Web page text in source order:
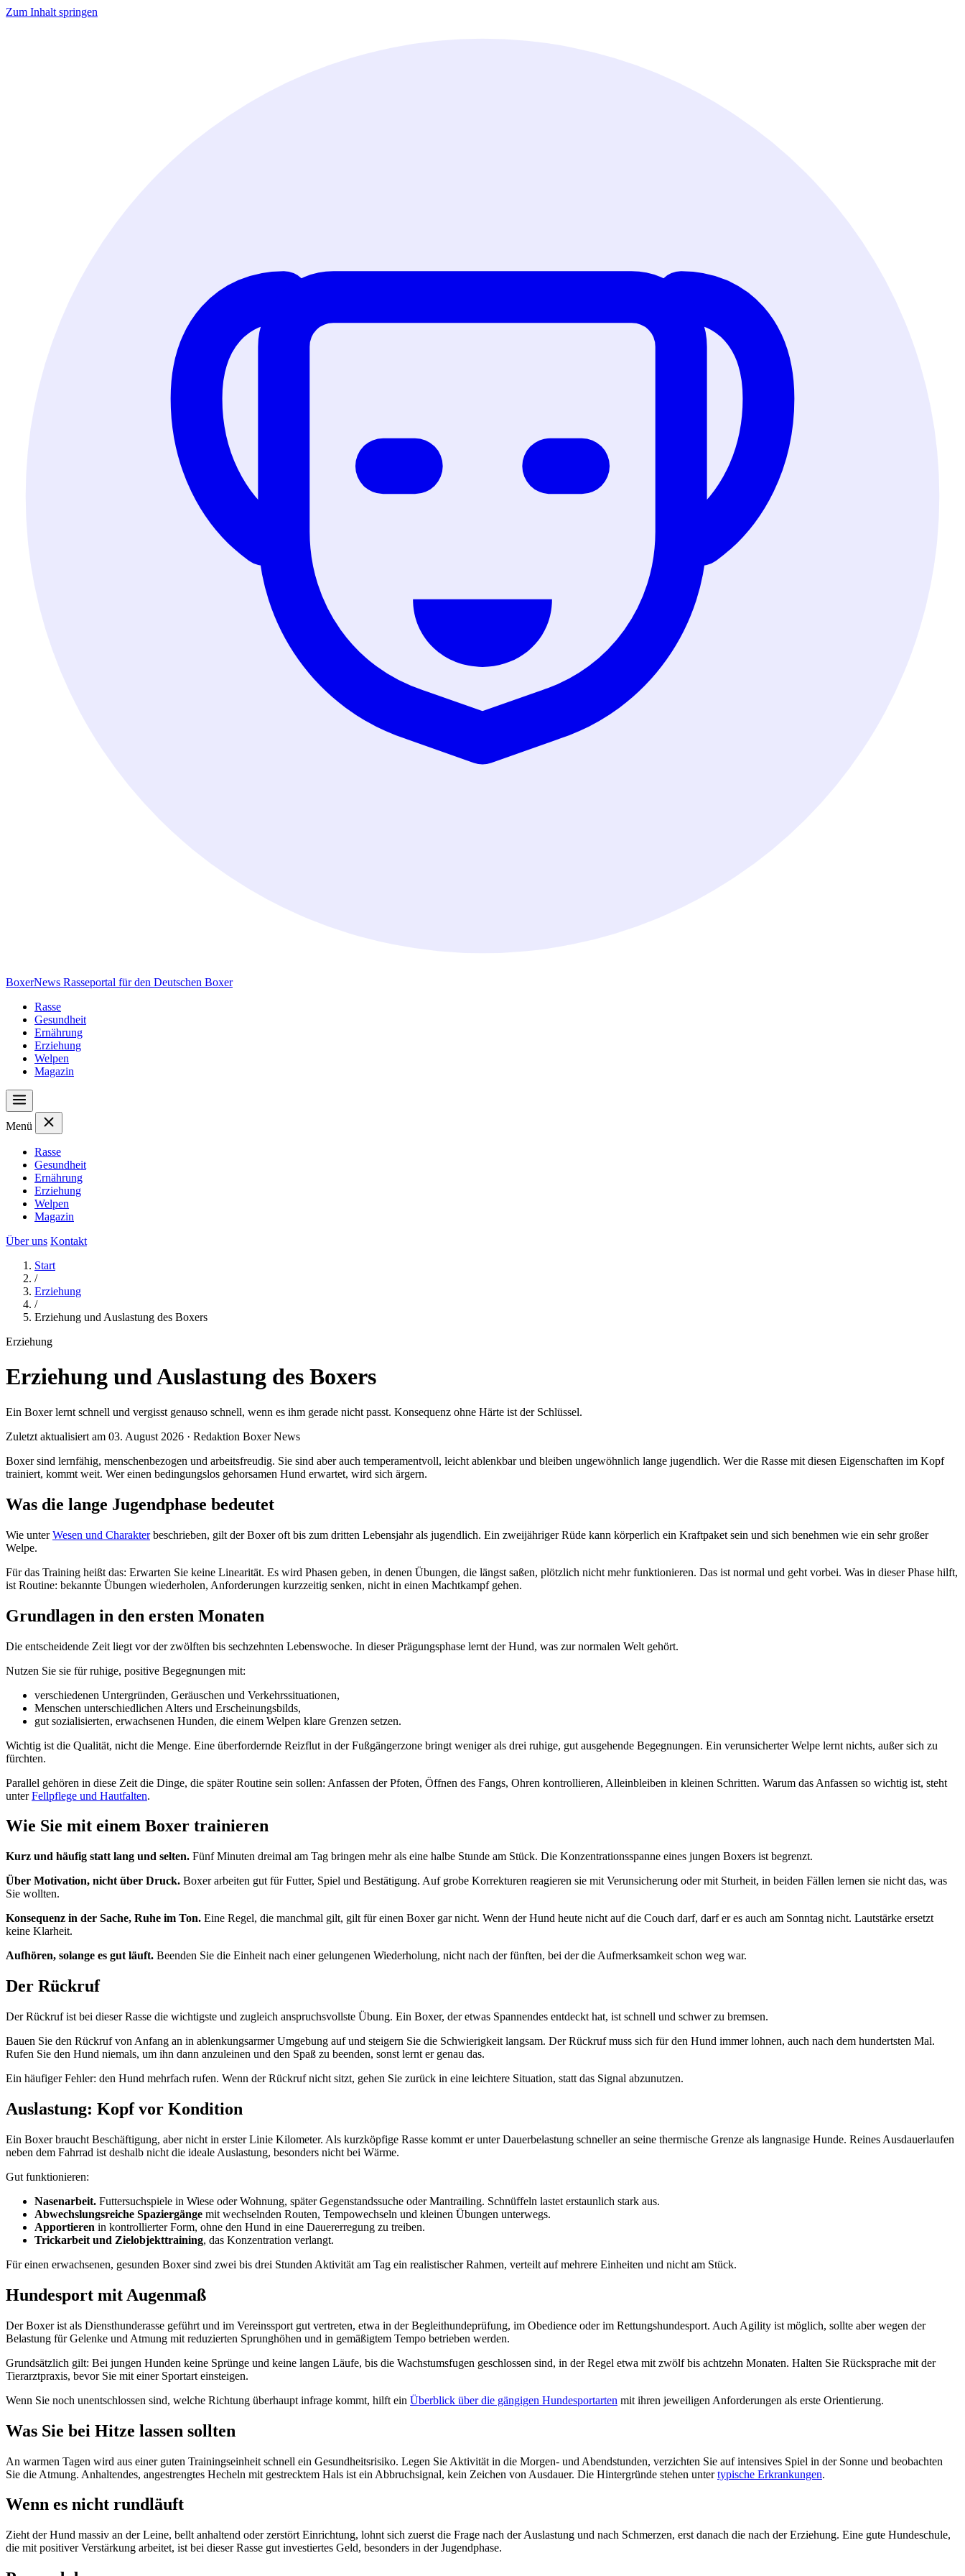
Zum Inhalt springen
BoxerNews Rasseportal für den Deutschen Boxer
Rasse
Gesundheit
Ernährung
Erziehung
Welpen
Magazin
Menü
Rasse
Gesundheit
Ernährung
Erziehung
Welpen
Magazin
Über uns Kontakt
Start
/
Erziehung
/
Erziehung und Auslastung des Boxers
Erziehung
Erziehung und Auslastung des Boxers
Ein Boxer lernt schnell und vergisst genauso schnell, wenn es ihm gerade nicht passt. Konsequenz ohne Härte ist der Schlüssel.
Zuletzt aktualisiert am 03. August 2026 · Redaktion Boxer News
Boxer sind lernfähig, menschenbezogen und arbeitsfreudig. Sie sind aber auch temperamentvoll, leicht ablenkbar und bleiben ungewöhnlich lange jugendlich. Wer die Rasse mit diesen Eigenschaften im Kopf
trainiert, kommt weit. Wer einen bedingungslos gehorsamen Hund erwartet, wird sich ärgern.
Was die lange Jugendphase bedeutet
Wie unterWesen und Charakterbeschrieben, gilt der Boxer oft bis zum dritten Lebensjahr als jugendlich. Ein zweijähriger Rüde kann körperlich ein Kraftpaket sein und sich benehmen wie ein sehr großer
Welpe.
Für das Training heißt das: Erwarten Sie keine Linearität. Es wird Phasen geben, in denen Übungen, die längst saßen, plötzlich nicht mehr funktionieren. Das ist normal und geht vorbei. Was in dieser Phase hilft,
ist Routine: bekannte Übungen wiederholen, Anforderungen kurzzeitig senken, nicht in einen Machtkampf gehen.
Grundlagen in den ersten Monaten
Die entscheidende Zeit liegt vor der zwölften bis sechzehnten Lebenswoche. In dieser Prägungsphase lernt der Hund, was zur normalen Welt gehört.
Nutzen Sie sie für ruhige, positive Begegnungen mit:
verschiedenen Untergründen, Geräuschen und Verkehrssituationen,
Menschen unterschiedlichen Alters und Erscheinungsbilds,
gut sozialisierten, erwachsenen Hunden, die einem Welpen klare Grenzen setzen.
Wichtig ist die Qualität, nicht die Menge. Eine überfordernde Reizflut in der Fußgängerzone bringt weniger als drei ruhige, gut ausgehende Begegnungen. Ein verunsicherter Welpe lernt nichts, außer sich zu
fürchten.
Parallel gehören in diese Zeit die Dinge, die später Routine sein sollen: Anfassen der Pfoten, Öffnen des Fangs, Ohren kontrollieren, Alleinbleiben in kleinen Schritten. Warum das Anfassen so wichtig ist, steht
unterFellpflege und Hautfalten.
Wie Sie mit einem Boxer trainieren
Kurz und häufig statt lang und selten. Fünf Minuten dreimal am Tag bringen mehr als eine halbe Stunde am Stück. Die Konzentrationsspanne eines jungen Boxers ist begrenzt.
Über Motivation, nicht über Druck. Boxer arbeiten gut für Futter, Spiel und Bestätigung. Auf grobe Korrekturen reagieren sie mit Verunsicherung oder mit Sturheit, in beiden Fällen lernen sie nicht das, was
Sie wollten.
Konsequenz in der Sache, Ruhe im Ton. Eine Regel, die manchmal gilt, gilt für einen Boxer gar nicht. Wenn der Hund heute nicht auf die Couch darf, darf er es auch am Sonntag nicht. Lautstärke ersetzt
keine Klarheit.
Aufhören, solange es gut läuft. Beenden Sie die Einheit nach einer gelungenen Wiederholung, nicht nach der fünften, bei der die Aufmerksamkeit schon weg war.
Der Rückruf
Der Rückruf ist bei dieser Rasse die wichtigste und zugleich anspruchsvollste Übung. Ein Boxer, der etwas Spannendes entdeckt hat, ist schnell und schwer zu bremsen.
Bauen Sie den Rückruf von Anfang an in ablenkungsarmer Umgebung auf und steigern Sie die Schwierigkeit langsam. Der Rückruf muss sich für den Hund immer lohnen, auch nach dem hundertsten Mal.
Rufen Sie den Hund niemals, um ihn dann anzuleinen und den Spaß zu beenden, sonst lernt er genau das.
Ein häufiger Fehler: den Hund mehrfach rufen. Wenn der Rückruf nicht sitzt, gehen Sie zurück in eine leichtere Situation, statt das Signal abzunutzen.
Auslastung: Kopf vor Kondition
Ein Boxer braucht Beschäftigung, aber nicht in erster Linie Kilometer. Als kurzköpfige Rasse kommt er unter Dauerbelastung schneller an seine thermische Grenze als langnasige Hunde. Reines Ausdauerlaufen
neben dem Fahrrad ist deshalb nicht die ideale Auslastung, besonders nicht bei Wärme.
Gut funktionieren:
Nasenarbeit. Futtersuchspiele in Wiese oder Wohnung, später Gegenstandssuche oder Mantrailing. Schnüffeln lastet erstaunlich stark aus.
Abwechslungsreiche Spaziergänge mit wechselnden Routen, Tempowechseln und kleinen Übungen unterwegs.
Apportieren in kontrollierter Form, ohne den Hund in eine Dauererregung zu treiben.
Trickarbeit und Zielobjekttraining, das Konzentration verlangt.
Für einen erwachsenen, gesunden Boxer sind zwei bis drei Stunden Aktivität am Tag ein realistischer Rahmen, verteilt auf mehrere Einheiten und nicht am Stück.
Hundesport mit Augenmaß
Der Boxer ist als Diensthunderasse geführt und im Vereinssport gut vertreten, etwa in der Begleithundeprüfung, im Obedience oder im Rettungshundesport. Auch Agility ist möglich, sollte aber wegen der
Belastung für Gelenke und Atmung mit reduzierten Sprunghöhen und in gemäßigtem Tempo betrieben werden.
Grundsätzlich gilt: Bei jungen Hunden keine Sprünge und keine langen Läufe, bis die Wachstumsfugen geschlossen sind, in der Regel etwa mit zwölf bis achtzehn Monaten. Halten Sie Rücksprache mit der
Tierarztpraxis, bevor Sie mit einer Sportart einsteigen.
Wenn Sie noch unentschlossen sind, welche Richtung überhaupt infrage kommt, hilft ein Überblick über die gängigen Hundesportarten mit ihren jeweiligen Anforderungen als erste Orientierung.
Was Sie bei Hitze lassen sollten
An warmen Tagen wird aus einer guten Trainingseinheit schnell ein Gesundheitsrisiko. Legen Sie Aktivität in die Morgen- und Abendstunden, verzichten Sie auf intensives Spiel in der Sonne und beobachten
Sie die Atmung. Anhaltendes, angestrengtes Hecheln mit gestrecktem Hals ist ein Abbruchsignal, kein Zeichen von Ausdauer. Die Hintergründe stehen untertypische Erkrankungen.
Wenn es nicht rundläuft
Zieht der Hund massiv an der Leine, bellt anhaltend oder zerstört Einrichtung, lohnt sich zuerst die Frage nach der Auslastung und nach Schmerzen, erst danach die nach der Erziehung. Eine gute Hundeschule,
die mit positiver Verstärkung arbeitet, ist bei dieser Rasse gut investiertes Geld, besonders in der Jugendphase.